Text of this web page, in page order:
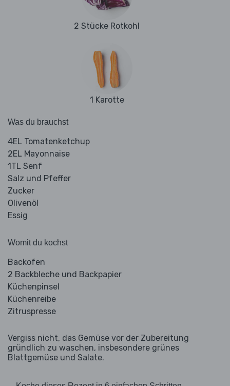
2 Stücke Rotkohl
1 Karotte
Was du brauchst
4EL Tomatenketchup
2EL Mayonnaise
1TL Senf
Salz und Pfeffer
Zucker
Olivenöl
Essig
Womit du kochst
Backofen
2 Backbleche und Backpapier
Küchenpinsel
Küchenreibe
Zitruspresse
Vergiss nicht, das Gemüse vor der Zubereitung
gründlich zu waschen, insbesondere grünes
Blattgemüse und Salate.